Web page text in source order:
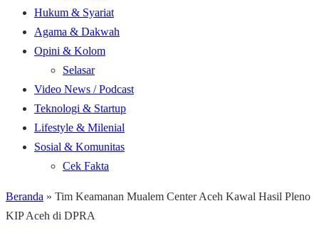
Hukum & Syariat
Agama & Dakwah
Opini & Kolom
Selasar
Video News / Podcast
Teknologi & Startup
Lifestyle & Milenial
Sosial & Komunitas
Cek Fakta
Beranda » Tim Keamanan Mualem Center Aceh Kawal Hasil Pleno
KIP Aceh di DPRA